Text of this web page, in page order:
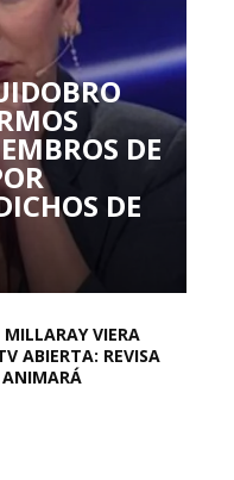
DE
DE
MILLARAY VIERA
ABIERTA: REVISA
ANIMARÁ